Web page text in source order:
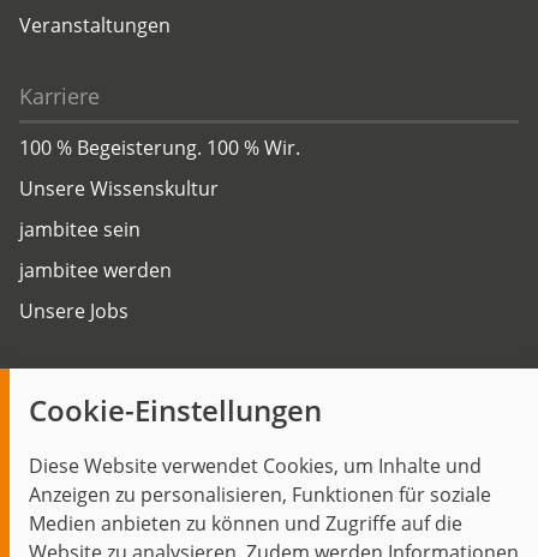
Cookie-Einstellungen
Diese Website verwendet Cookies, um Inhalte und
Anzeigen zu personalisieren, Funktionen für soziale
Medien anbieten zu können und Zugriffe auf die
Veranstaltungen
Karriere
100 % Begeisterung. 100 % Wir.
Unsere Wissenskultur
jambitee sein
jambitee werden
Unsere Jobs
Themen im Fokus
Events